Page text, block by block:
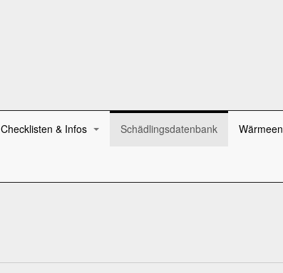
Checklisten & Infos Schädlingsdatenbank